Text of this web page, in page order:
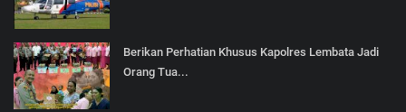
Berikan Perhatian Khusus Kapolres Lembata Jadi
Orang Tua...